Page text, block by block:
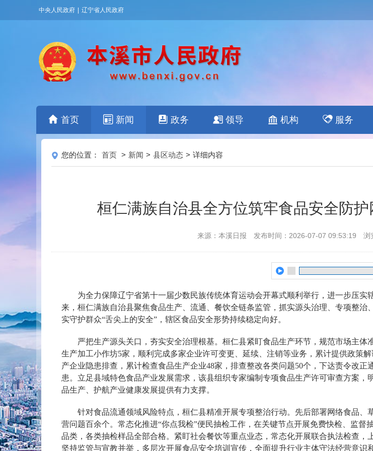
中央人民政府 辽宁省人民政府
首页 新闻 政务 领导 机构 服务
您的位置： 首页 > 新闻 > 县区动态 > 详细内容
桓仁满族自治县全方位筑牢食品安全防
来源：本溪日报 发布时间：2026-07-07 09:53:19 浏
为全力保障辽宁省第十一届少数民族传统体育运动会开幕式顺利举行，进一步压实
来，桓仁满族自治县聚焦食品生产、流通、餐饮全链条监管，抓实源头治理、专项整
实守护群众“舌尖上的安全”，辖区食品安全形势持续稳定向好。
严把生产源头关口，夯实安全治理根基。桓仁县紧盯食品生产环节，规范市场主体
生产加工小作坊5家，顺利完成多家企业许可变更、延续、注销等业务，累计提供政策
产企业隐患排查，累计检查食品生产企业48家，排查整改各类问题50个，下达责令改
患。立足县域特色食品产业发展需求，该县组织专家编制专项食品生产许可审查方案
品生产、护航产业健康发展提供有力支撑。
针对食品流通领域风险特点，桓仁县精准开展专项整治行动。先后部署网络食品、
营问题百余个。常态化推进“你点我检”便民抽检工作，在关键节点开展免费快检、监
品类，各类抽检样品全部合格。紧盯社会餐饮等重点业态，常态化开展联合执法检查，
坚持监管与宣教并举，多层次开展食品安全培训宣传，全面提升行业主体守法经营意识